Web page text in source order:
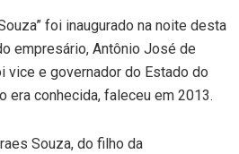
foi inaugurado na noite desta
empresário, Antônio José de
vice e governador do Estado do
era conhecida, faleceu em 2013.
Souza, do filho da